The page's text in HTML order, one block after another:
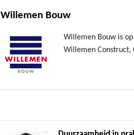
Willemen Bouw
Willemen Bouw is
Willemen Construct,